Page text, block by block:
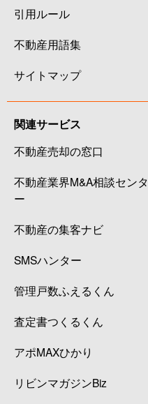
引用ルール
不動産用語集
サイトマップ
関連サービス
不動産売却の窓口
不動産業界M&A相談センタ
ー
不動産の集客ナビ
SMSハンター
管理戸数ふえるくん
査定書つくるくん
アポMAXひかり
リビンマガジンBiz